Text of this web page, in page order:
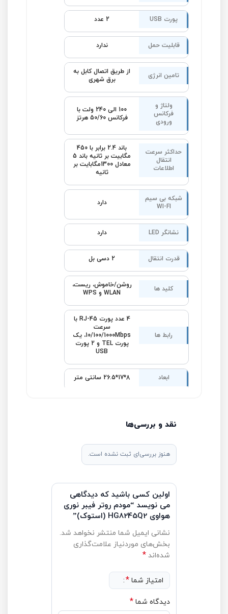
پورت USB 2 عدد
قابلیت حمل ندارد
تامین انرژی
از طریق اتصال کابل به
برق شهری
ولتاژ و
فرکانس
ورودی
100 الی 240 ولت با
فرکانس 50/60 هرتز
حداکثر سرعت
انتقال
اطلاعات
باند 2.4 برابر با 450
مگابیت بر ثانیه باند 5
معادل 1300مگابایت بر
ثانیه
شبکه بی سیم
WI-FI
دارد
نشانگر LED دارد
قدرت انتقال 2 دسی بل
کلید ها
روشن/خاموش، ریست،
WLAN و WPS
رابط ها
4 عدد پورت RJ-45 با
سرعت
10/100/1000Mbps، یک
پورت TEL و 2 پورت
USB
ابعاد 8*17*26.5 سانتی متر
نقد و بررسی‌ها
هنوز بررسی‌ای ثبت نشده است.
اولین کسی باشید که دیدگاهی
می نویسد “مودم روتر فیبر نوری
هواوی HG8245Q2 (استوک)”
نشانی ایمیل شما منتشر نخواهد شد.
بخش‌های موردنیاز علامت‌گذاری
شده‌اند *
امتیاز شما *
دیدگاه شما *